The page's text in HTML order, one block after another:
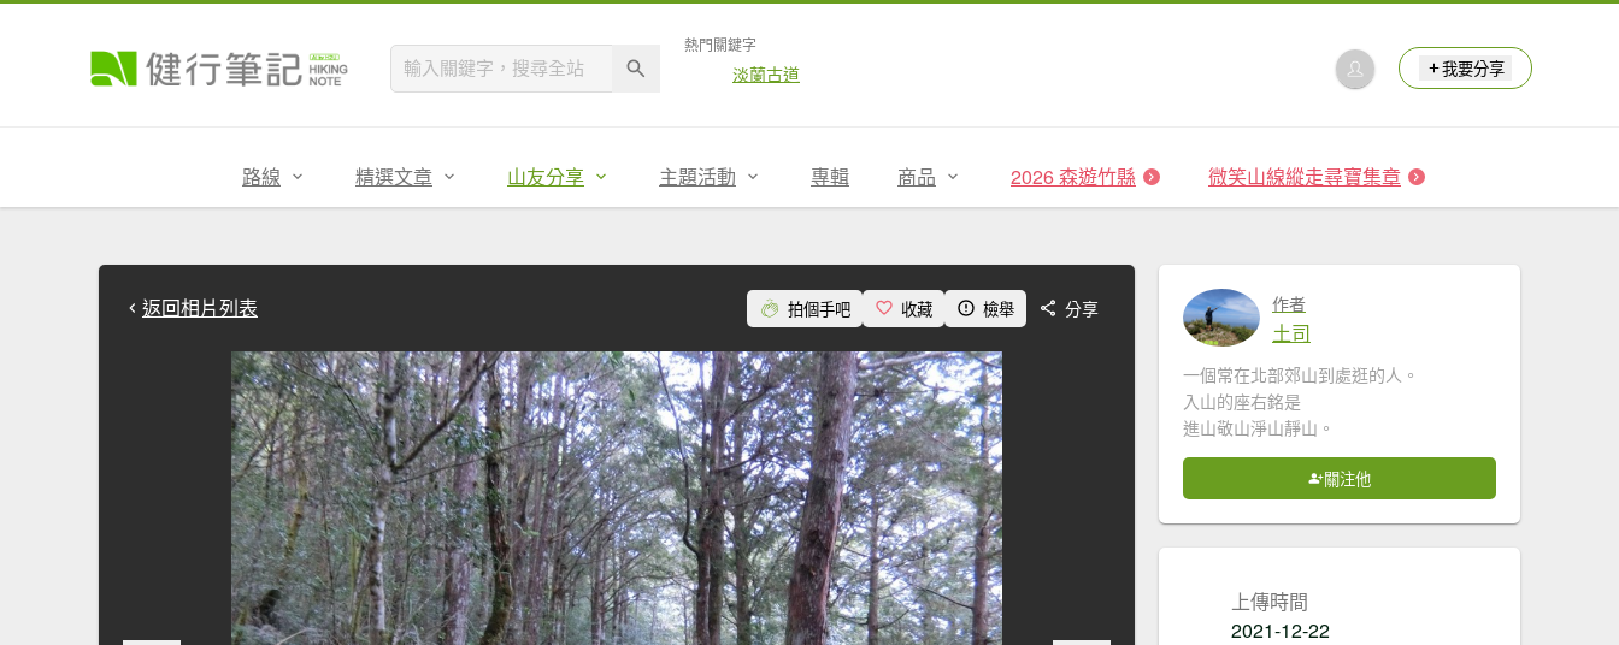
熱門關鍵字
淡蘭古道 我要分享
路線 精選文章 山友分享 主題活動 專輯 商品 2026 森遊竹縣 微笑山線縱走尋寶集章
返回相片列表 拍個手吧 收藏 檢舉 分享 作者
土司
一個常在北部郊山到處逛的人。
入山的座右銘是
進山敬山淨山靜山。
關注他
上傳時間
2021-12-22